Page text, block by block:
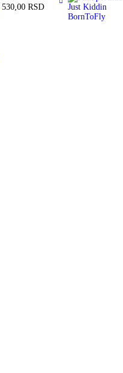
530,00 RSD